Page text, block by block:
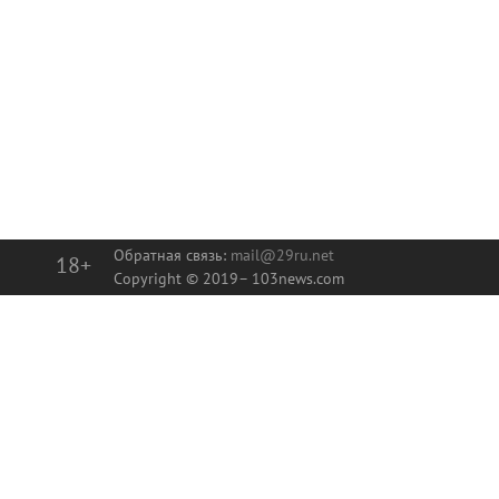
18+ Обратная связь: mail@29ru.net
Copyright © 2019– 103news.com